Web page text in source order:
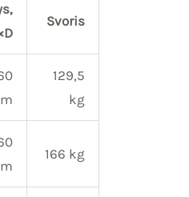
Svoris
129,5
kg
166 kg